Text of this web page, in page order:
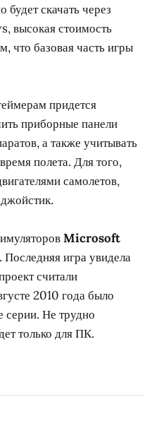
скачать через
высокая стоимость
что базовая часть игры
придется
приборные панели
а также учитывать
полета. Для того,
самолетов,
Microsoft
Последняя игра увидела
считали
2010 года было
серии. Не трудно
только для ПК.